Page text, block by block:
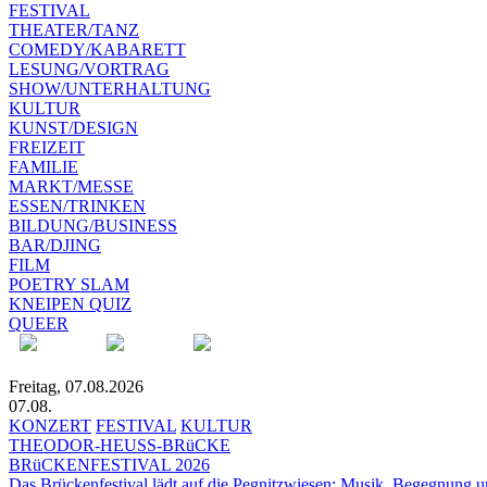
FESTIVAL
THEATER/TANZ
COMEDY/KABARETT
LESUNG/VORTRAG
SHOW/UNTERHALTUNG
KULTUR
KUNST/DESIGN
FREIZEIT
FAMILIE
MARKT/MESSE
ESSEN/TRINKEN
BILDUNG/BUSINESS
BAR/DJING
FILM
POETRY SLAM
KNEIPEN QUIZ
QUEER
Freitag, 07.08.2026
07.08.
KONZERT FESTIVAL KULTUR
THEODOR-HEUSS-BRüCKE
BRüCKENFESTIVAL 2026